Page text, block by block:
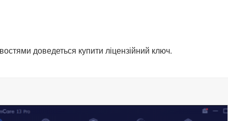
доведеться купити ліцензійний ключ.